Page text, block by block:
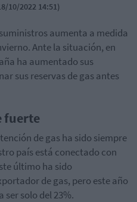
10/2022 14:51)
aumenta a medida
Ante la situación, en
ha aumentado sus
sus reservas de gas antes
fuerte
de gas ha sido siempre
país está conectado con
último ha sido
de gas, pero este año
solo del 23%.